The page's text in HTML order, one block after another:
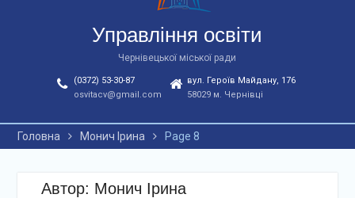
дошкільних підрозділах
ЗЗСО станом на
01.08.2026 р.
Управління освіти
Чернівецької міської ради
(0372) 53-30-87
osvitacv@gmail.com
вул. Героїв Майдану, 176
58029 м. Чернівці
Головна Монич Ірина Page 8
Автор: Монич Ірина